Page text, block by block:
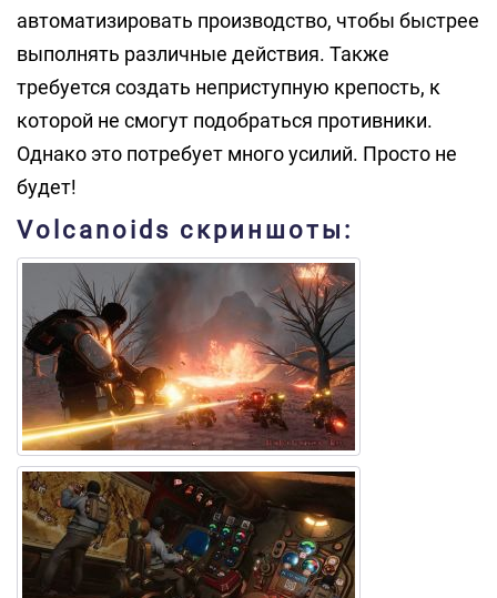
автоматизировать производство, чтобы быстрее
выполнять различные действия. Также
требуется создать неприступную крепость, к
которой не смогут подобраться противники.
Однако это потребует много усилий. Просто не
будет!
Volcanoids скриншоты: